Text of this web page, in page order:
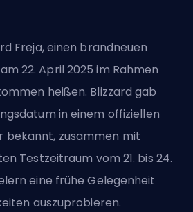
Freja, einen brandneuen
22. April 2025 im Rahmen
heißen. Blizzard gab
in einem offiziellen
bekannt, zusammen mit
Testzeitraum vom 21. bis 24.
eine frühe Gelegenheit
auszuprobieren.